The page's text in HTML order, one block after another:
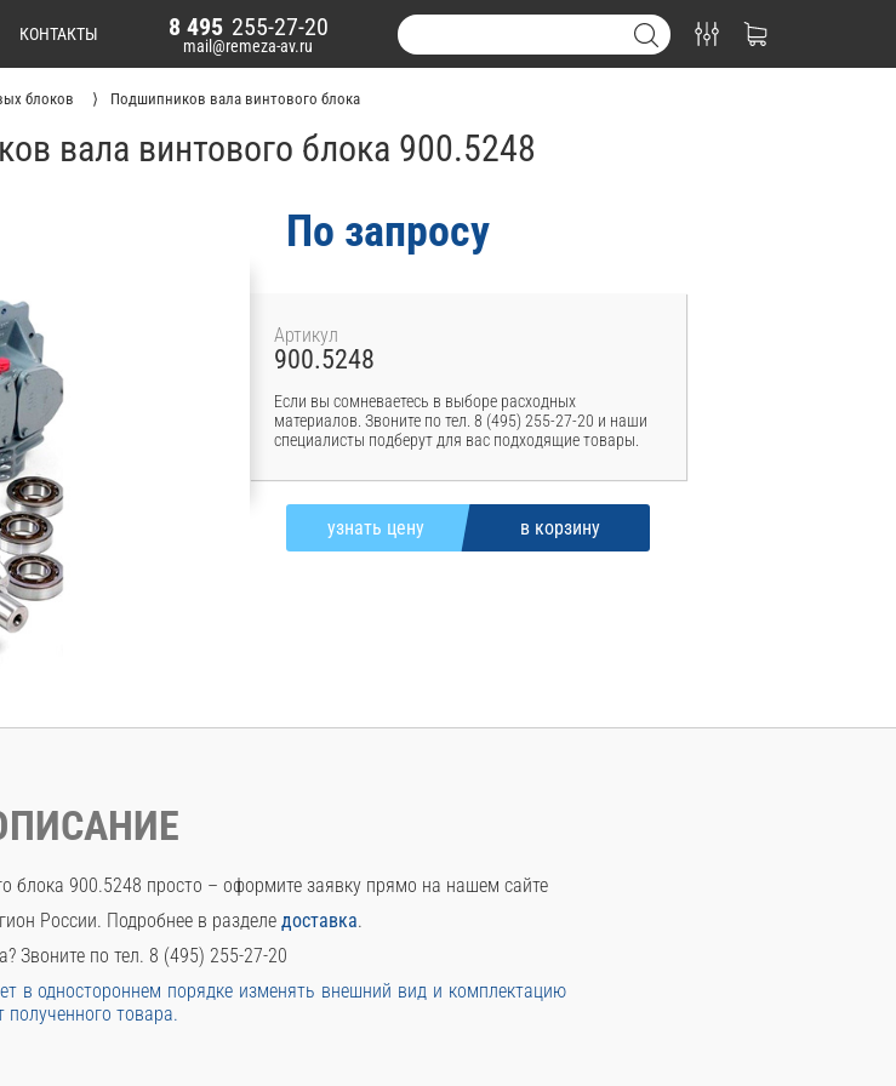
КОНТАКТЫ 8 495 255-27-20
mail@remeza-av.ru
блоков Подшипников вала винтового блока
вала винтового блока 900.5248
По запросу
Артикул
900.5248
Если вы сомневаетесь в выборе расходных
материалов. Звоните по тел. 8 (495) 255-27-20 и наши
специалисты подберут для вас подходящие товары.
блока 900.5248 просто – оформите заявку прямо на нашем сайте
России. Подробнее в разделе доставка.
Звоните по тел. 8 (495) 255-27-20
в одностороннем порядке изменять внешний вид и комплектацию
полученного товара.